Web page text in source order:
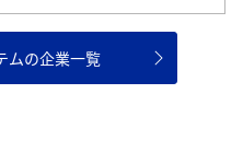
ムの企業一覧